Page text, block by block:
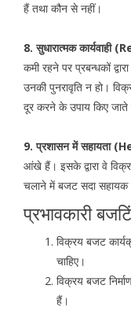
हैं तथा कौन से नहीं।
8. सुधारात्मक
कमी रहने पर प्रबन्धकों
उनकी पुनरावृति न हो।
दूर करने के उपाय किए जाते
9. प्रशासन में
आंखे हैं। इसके द्वारा वे
चलाने में बजट सदा सहायक
प्रभावकारी
विक्रय बजट
चाहिए।
विक्रय बजट
हैं।